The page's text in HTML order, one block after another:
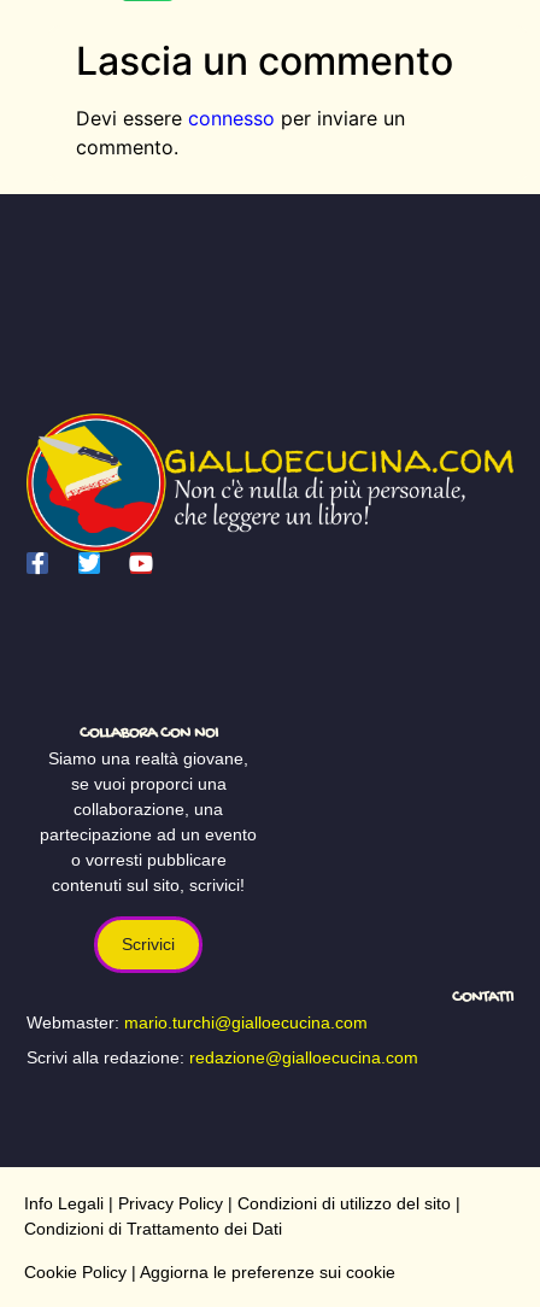
Lascia un commento
Devi essere connesso per inviare un
commento.
COLLABORA CON NOI
Siamo una realtà giovane,
se vuoi proporci una
collaborazione, una
partecipazione ad un evento
o vorresti pubblicare
contenuti sul sito, scrivici!
Scrivici
CONTATTI
Webmaster: mario.turchi@gialloecucina.com
Scrivi alla redazione: redazione@gialloecucina.com
Info Legali | Privacy Policy | Condizioni di utilizzo del sito |
Condizioni di Trattamento dei Dati
Cookie Policy | Aggiorna le preferenze sui cookie